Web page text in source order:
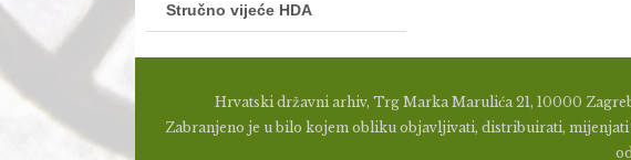
Stručno vijeće HDA
Hrvatski državni arhiv, Trg Marka Marulića 21, 10000
Zabranjeno je u bilo kojem obliku objavljivati, distribuirati,